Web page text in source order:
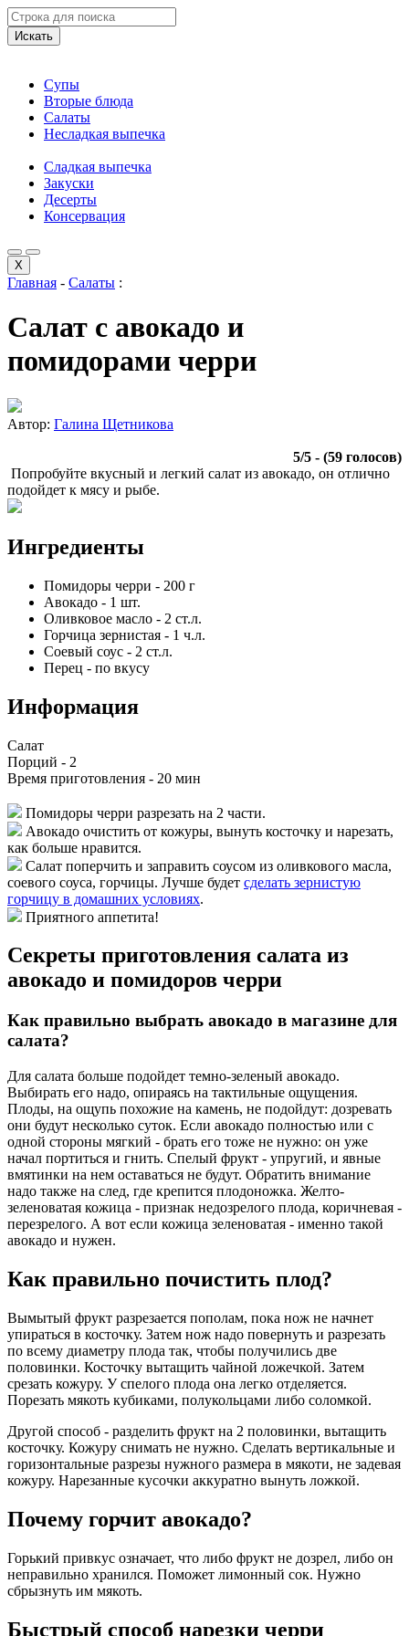
Искать
Супы
Вторые блюда
Салаты
Несладкая выпечка
Сладкая выпечка
Закуски
Десерты
Консервация
X
Главная - Салаты :
Салат с авокадо и
помидорами черри
Автор: Галина Щетникова
5/5 - (59 голосов)
Попробуйте вкусный и легкий салат из авокадо, он отлично
подойдет к мясу и рыбе.
Ингредиенты
Помидоры черри - 200 г
Авокадо - 1 шт.
Оливковое масло - 2 ст.л.
Горчица зернистая - 1 ч.л.
Соевый соус - 2 ст.л.
Перец - по вкусу
Информация
Салат
Порций - 2
Время приготовления - 20 мин
Помидоры черри разрезать на 2 части.
Авокадо очистить от кожуры, вынуть косточку и нарезать,
как больше нравится.
Салат поперчить и заправить соусом из оливкового масла,
соевого соуса, горчицы. Лучше будет сделать зернистую
горчицу в домашних условиях.
Приятного аппетита!
Секреты приготовления салата из
авокадо и помидоров черри
Как правильно выбрать авокадо в магазине для
салата?
Для салата больше подойдет темно-зеленый авокадо.
Выбирать его надо, опираясь на тактильные ощущения.
Плоды, на ощупь похожие на камень, не подойдут: дозревать
они будут несколько суток. Если авокадо полностью или с
одной стороны мягкий - брать его тоже не нужно: он уже
начал портиться и гнить. Спелый фрукт - упругий, и явные
вмятинки на нем оставаться не будут. Обратить внимание
надо также на след, где крепится плодоножка. Желто-
зеленоватая кожица - признак недозрелого плода, коричневая -
перезрелого. А вот если кожица зеленоватая - именно такой
авокадо и нужен.
Как правильно почистить плод?
Вымытый фрукт разрезается пополам, пока нож не начнет
упираться в косточку. Затем нож надо повернуть и разрезать
по всему диаметру плода так, чтобы получились две
половинки. Косточку вытащить чайной ложечкой. Затем
срезать кожуру. У спелого плода она легко отделяется.
Порезать мякоть кубиками, полукольцами либо соломкой.
Другой способ - разделить фрукт на 2 половинки, вытащить
косточку. Кожуру снимать не нужно. Сделать вертикальные и
горизонтальные разрезы нужного размера в мякоти, не задевая
кожуру. Нарезанные кусочки аккуратно вынуть ложкой.
Почему горчит авокадо?
Горький привкус означает, что либо фрукт не дозрел, либо он
неправильно хранился. Поможет лимонный сок. Нужно
сбрызнуть им мякоть.
Быстрый способ нарезки черри